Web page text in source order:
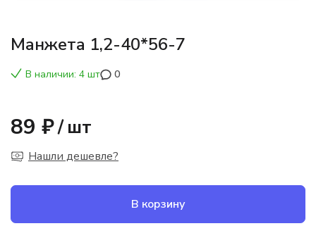
Манжета 1,2-40*56-7
В наличии: 4 шт 0
89 ₽/ шт
Нашли дешевле?
В корзину